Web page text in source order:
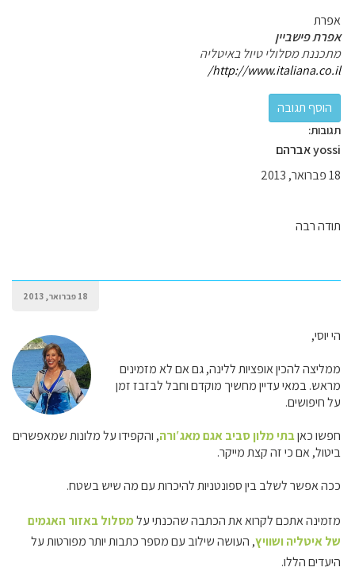
אפרת
אפרת פישביין
מתכננת מסלולי טיול באיטליה
http://www.italiana.co.il/
תגובות:
yossi אברהם
18 פברואר, 2013
תודה רבה
18 פברואר, 2013
הי יוסי,
ממליצה להכין אופציות ללינה, גם אם לא מזמינים
מראש. במאי עדיין מחשיך מוקדם וחבל לבזבז זמן
על חיפושים.
חפשו כאןבתי מלון סביב אגם מאג′ורה, והקפידו על מלונות שמאפשרים
ביטול, אם כי זה קצת מייקר.
ככה אפשר לשלב בין ספונטניות להיכרות עם מה שיש בשטח.
מזמינה אתכם לקרוא את הכתבה שהכנתי עלמסלול באזור האגמים
של איטליה ושוויץ, העושה שילוב עם מספר כתבות יותר מפורטות על
היעדים הללו.